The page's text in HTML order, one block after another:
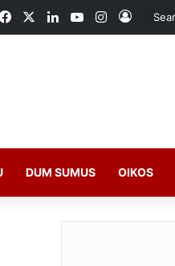
FacebookLinkedInYouTubeInstagram
Log In
DUM SUMUS OIKOS